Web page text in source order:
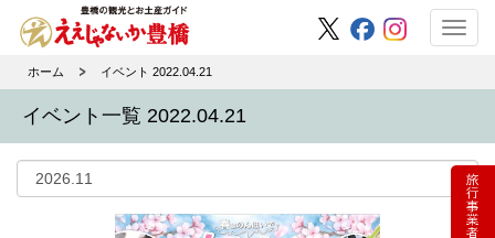
ホーム イベント 2022.04.21
イベント一覧 2022.04.21